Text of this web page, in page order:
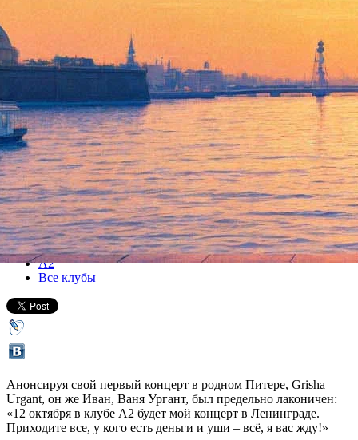
Grisha Urgant
12 октября 2012, пятница,20.00
Версия для печати
Все концерты
А2
Все клубы
Анонсируя свой первый концерт в родном Питере, Grisha
Urgant, он же Иван, Ваня Ургант, был предельно лаконичен:
«12 октября в клубе А2 будет мой концерт в Ленинграде.
Приходите все, у кого есть деньги и уши – всё, я вас жду!»